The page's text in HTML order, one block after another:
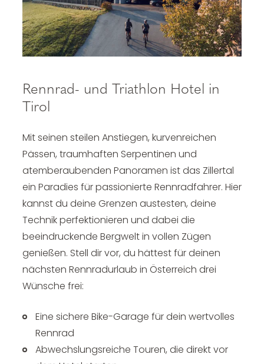
Rennrad- und Triathlon Hotel in
Tirol
Mit seinen steilen Anstiegen, kurvenreichen
Pässen, traumhaften Serpentinen und
atemberaubenden Panoramen ist das Zillertal
ein Paradies für passionierte Rennradfahrer. Hier
kannst du deine Grenzen austesten, deine
Technik perfektionieren und dabei die
beeindruckende Bergwelt in vollen Zügen
genießen. Stell dir vor, du hättest für deinen
nächsten Rennradurlaub in Österreich drei
Wünsche frei:
Eine sichere Bike-Garage für dein wertvolles
Rennrad
Abwechslungsreiche Touren, die direkt vor